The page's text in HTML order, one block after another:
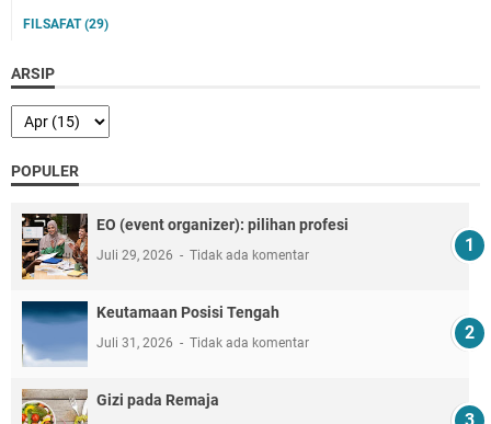
FILSAFAT(29)
ARSIP
POPULER
EO (event organizer): pilihan profesi
Juli 29, 2026 Tidak ada komentar
Keutamaan Posisi Tengah
Juli 31, 2026 Tidak ada komentar
Gizi pada Remaja